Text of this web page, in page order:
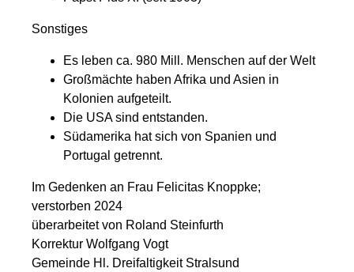
Sonstiges
Es leben ca. 980 Mill. Menschen auf der Welt
Großmächte haben Afrika und Asien in
Kolonien aufgeteilt.
Die USA sind entstanden.
Südamerika hat sich von Spanien und
Portugal getrennt.
Im Gedenken an Frau Felicitas Knoppke;
verstorben 2024
überarbeitet von Roland Steinfurth
Korrektur Wolfgang Vogt
Gemeinde Hl. Dreifaltigkeit Stralsund